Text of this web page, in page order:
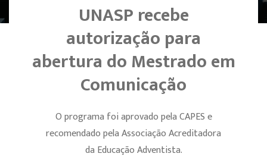
UNASP recebe
autorização para
abertura do Mestrado em
Comunicação
O programa foi aprovado pela CAPES e
recomendado pela Associação Acreditadora
da Educação Adventista.